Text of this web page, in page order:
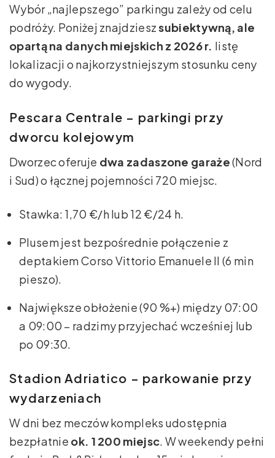
Wybór „najlepszego” parkingu zależy od celu
podróży. Poniżej znajdzieszsubiektywną, ale
opartą na danych miejskich z 2026 r. listę
lokalizacji o najkorzystniejszym stosunku ceny
do wygody.
Pescara Centrale – parkingi przy
dworcu kolejowym
Dworzec oferuje dwa zadaszone garaże(Nord
i Sud) o łącznej pojemności 720 miejsc.
Stawka: 1,70 €/h lub 12 €/24 h.
Plusem jest bezpośrednie połączenie z
deptakiem Corso Vittorio Emanuele II (6 min
pieszo).
Największe obłożenie (90 %+) między 07:00
a 09:00 – radzimy przyjechać wcześniej lub
po 09:30.
Stadion Adriatico – parkowanie przy
wydarzeniach
W dni bez meczów kompleks udostępnia
bezpłatnie ok. 1 200 miejsc. W weekendy pełni